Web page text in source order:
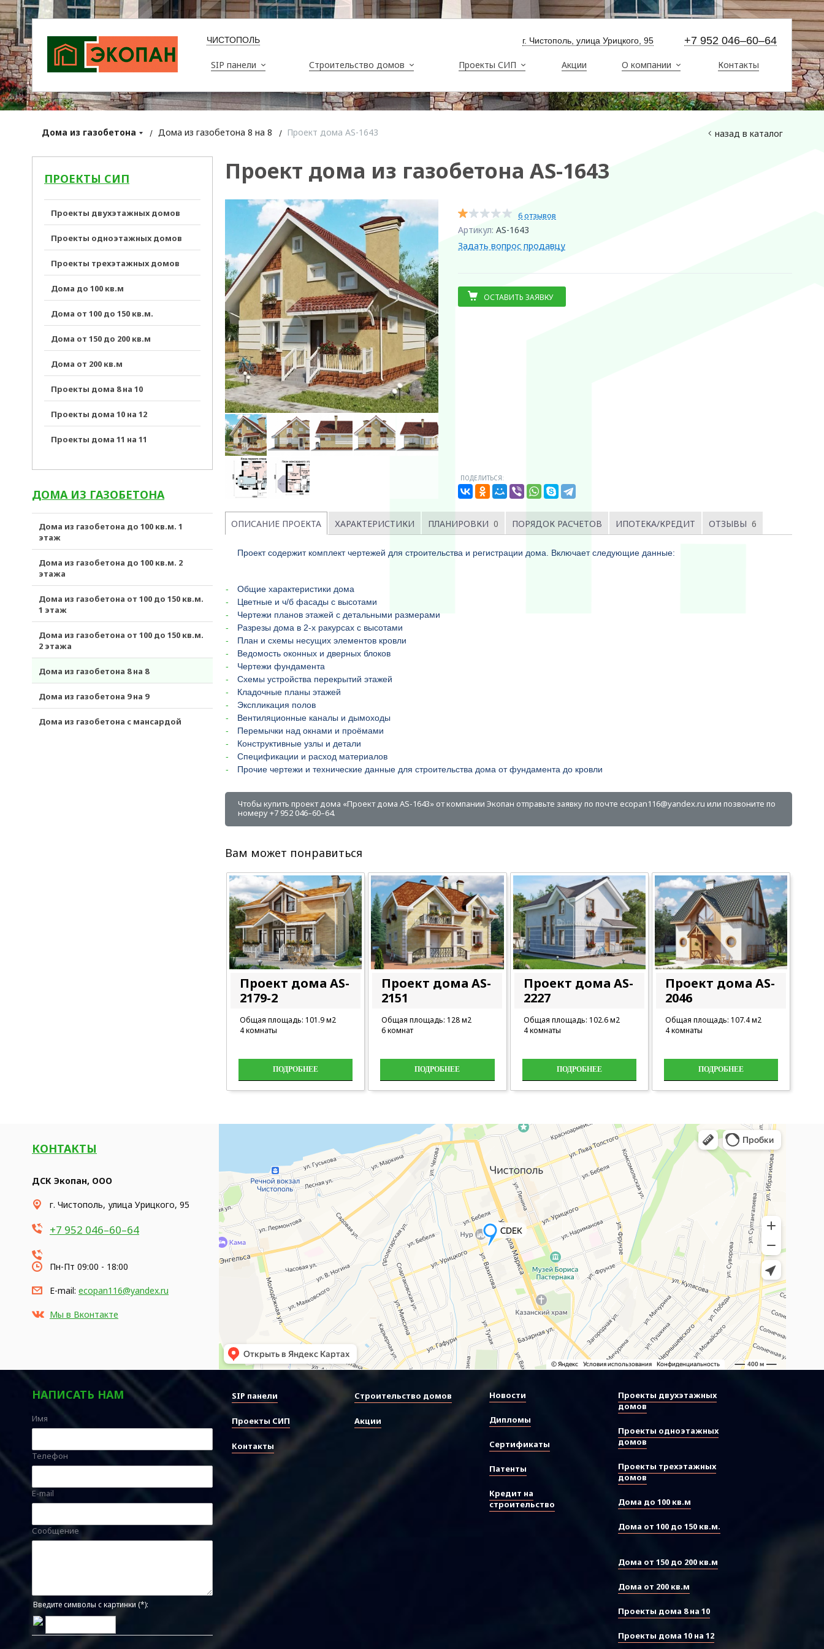
ЧИСТОПОЛЬ +7 952 046–60–64
​г. Чистополь, улица Урицкого, 95
SIP панели Строительство домов Проекты СИП Акции О компании Контакты
Дома из газобетона Дома из газобетона 8 на 8 Проект дома AS-1643 назад в каталог
ПРОЕКТЫ СИП
Проекты двухэтажных домов
Проекты одноэтажных домов
Проекты трехэтажных домов
Дома до 100 кв.м
Дома от 100 до 150 кв.м.
Дома от 150 до 200 кв.м
Дома от 200 кв.м
Проекты дома 8 на 10
Проекты дома 10 на 12
Проекты дома 11 на 11
ДОМА ИЗ ГАЗОБЕТОНА
Дома из газобетона до 100 кв.м. 1
этаж
Дома из газобетона до 100 кв.м. 2
этажа
Дома из газобетона от 100 до 150 кв.м.
1 этаж
Дома из газобетона от 100 до 150 кв.м.
2 этажа
Дома из газобетона 8 на 8
Дома из газобетона 9 на 9
Дома из газобетона с мансардой
Проект дома из газобетона AS-1643
6 отзывов
Артикул: AS-1643
Задать вопрос продавцу
ОСТАВИТЬ ЗАЯВКУ
ПОДЕЛИТЬСЯ:
ОПИСАНИЕ ПРОЕКТА ХАРАКТЕРИСТИКИ ПЛАНИРОВКИ 0 ПОРЯДОК РАСЧЕТОВ ИПОТЕКА/КРЕДИТ ОТЗЫВЫ 6
Проект содержит комплект чертежей для строительства и регистрации дома. Включает следующие данные:
Общие характеристики дома
Цветные и ч/б фасады с высотами
Чертежи планов этажей с детальными размерами
Разрезы дома в 2-х ракурсах с высотами
План и схемы несущих элементов кровли
Ведомость оконных и дверных блоков
Чертежи фундамента
Схемы устройства перекрытий этажей
Кладочные планы этажей
Экспликация полов
Вентиляционные каналы и дымоходы
Перемычки над окнами и проёмами
Конструктивные узлы и детали
Спецификации и расход материалов
Прочие чертежи и технические данные для строительства дома от фундамента до кровли
Чтобы купить проект дома «Проект дома AS-1643» от компании Экопан отправьте заявку по почте ecopan116@yandex.ru или позвоните по
номеру +7 952 046–60–64.
Вам может понравиться
Проект дома AS-
2179-2
Общая площадь: 101.9 м2
4 комнаты
ПОДРОБНЕЕ
Проект дома AS-
2151
Общая площадь: 128 м2
6 комнат
ПОДРОБНЕЕ
Проект дома AS-
2227
Общая площадь: 102.6 м2
4 комнаты
ПОДРОБНЕЕ
Проект дома AS-
2046
Общая площадь: 107.4 м2
4 комнаты
ПОДРОБНЕЕ
КОНТАКТЫ
ДСК Экопан, ООО
​г. Чистополь, улица Урицкого, 95
+7 952 046–60–64
Пн-Пт 09:00 - 18:00
E-mail: ecopan116@yandex.ru
Мы в Вконтакте
НАПИСАТЬ НАМ
Имя
Телефон
E-mail
Сообщение
Введите символы с картинки (*):
SIP панели Строительство домов
Проекты СИП Акции
Контакты
Новости
Дипломы
Сертификаты
Патенты
Кредит на
строительство
Проекты двухэтажных
домов
Проекты одноэтажных
домов
Проекты трехэтажных
домов
Дома до 100 кв.м
Дома от 100 до 150 кв.м.
Дома от 150 до 200 кв.м
Дома от 200 кв.м
Проекты дома 8 на 10
Проекты дома 10 на 12